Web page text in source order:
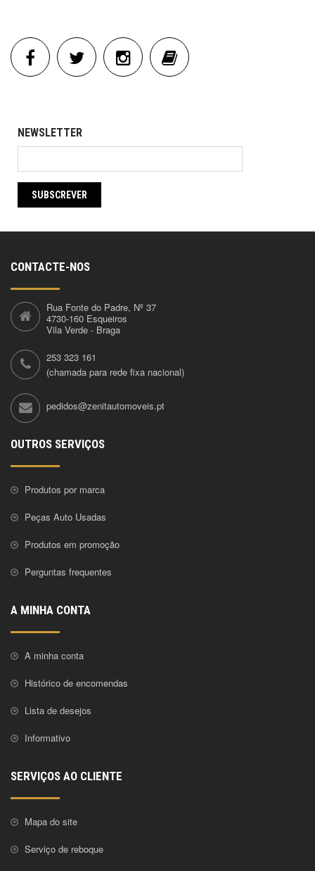
NEWSLETTER
SUBSCREVER
CONTACTE-NOS
Rua Fonte do Padre, Nº 37
4730-160 Esqueiros
Vila Verde - Braga
253 323 161
(chamada para rede fixa nacional)
pedidos@zenitautomoveis.pt
OUTROS SERVIÇOS
Produtos por marca
Peças Auto Usadas
Produtos em promoção
Perguntas frequentes
A MINHA CONTA
A minha conta
Histórico de encomendas
Lista de desejos
Informativo
SERVIÇOS AO CLIENTE
Mapa do site
Serviço de reboque